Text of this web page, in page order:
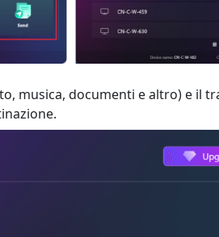
musica, documenti e altro) e il